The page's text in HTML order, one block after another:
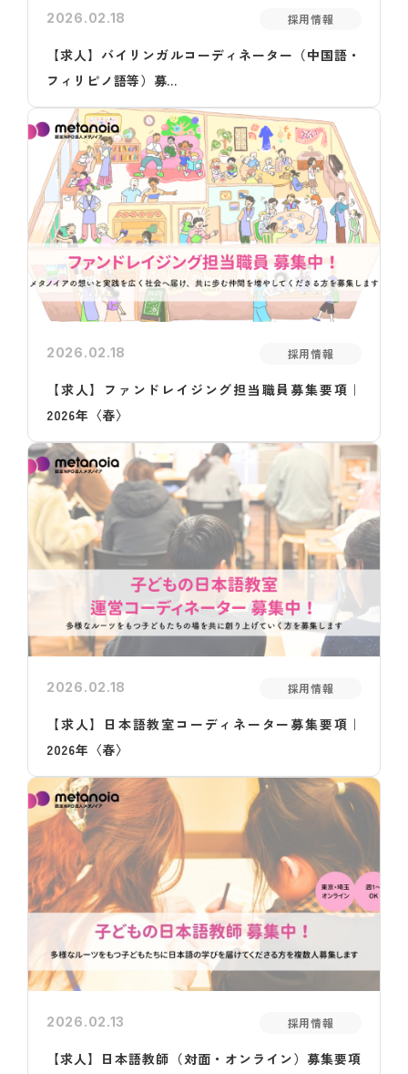
2026.02.18 採用情報
【求人】バイリンガルコーディネーター（中国語・
フィリピノ語等）募...
2026.02.18 採用情報
【求人】ファンドレイジング担当職員募集要項｜
2026年〈春〉
2026.02.18 採用情報
【求人】日本語教室コーディネーター募集要項｜
2026年〈春〉
2026.02.13 採用情報
【求人】日本語教師（対面・オンライン）募集要項